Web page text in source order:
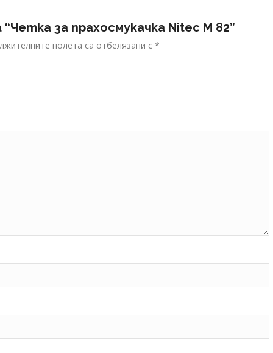
за прахосмукачка Nitec M 82”
полета са отбелязани с *